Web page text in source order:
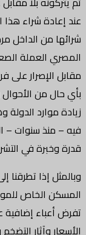
عند إعادة شراء هذا
شرائها من الداخل
المصري العملة
مقابل الإصرار
بأي حال من
زيادة موارد
فيه – منذ سنوات –
قدرة وخبرة في
وبالمثل إذا
المسكن الخاص
تفرض أعباء إضافية
الأسعار وآثار